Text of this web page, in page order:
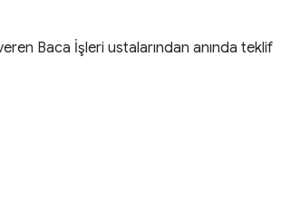
Baca İşleri ustalarından anında teklif